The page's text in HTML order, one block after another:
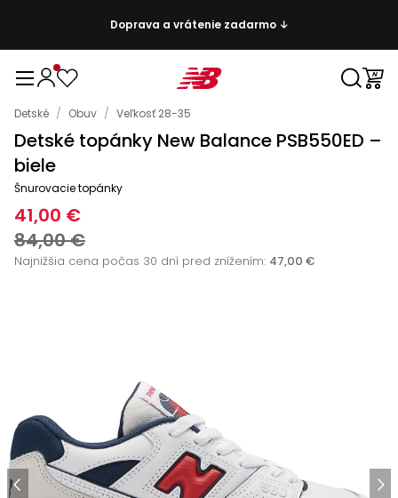
Doprava a vrátenie zadarmo ↓
Detské / Obuv / Veľkosť 28-35
Detské topánky New Balance PSB550ED –
biele
Šnurovacie topánky
41,00 €
84,00 €
Najnižšia cena počas 30 dní pred znížením: 47,00 €